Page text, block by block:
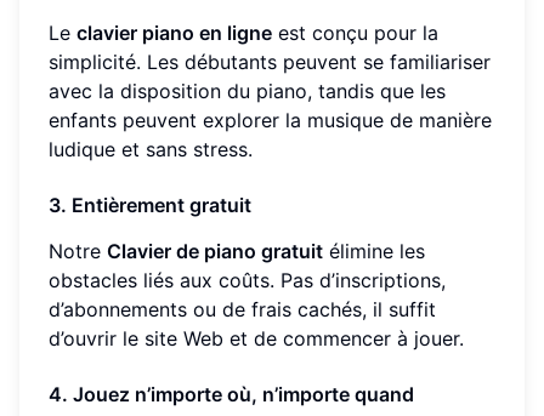
Le clavier piano en ligne est conçu pour la
simplicité. Les débutants peuvent se familiariser
avec la disposition du piano, tandis que les
enfants peuvent explorer la musique de manière
ludique et sans stress.
3. Entièrement gratuit
Notre Clavier de piano gratuit élimine les
obstacles liés aux coûts. Pas d’inscriptions,
d’abonnements ou de frais cachés, il suffit
d’ouvrir le site Web et de commencer à jouer.
4. Jouez n’importe où, n’importe quand